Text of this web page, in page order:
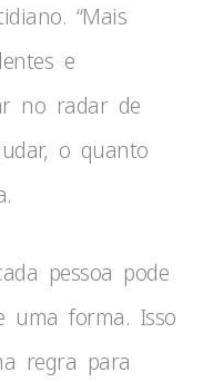
“Mais
e
no radar de
o quanto
pessoa pode
uma forma. Isso
regra para